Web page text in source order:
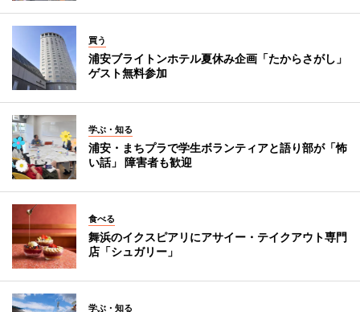
買う
浦安ブライトンホテル夏休み企画「たからさがし」
ゲスト無料参加
学ぶ・知る
浦安・まちプラで学生ボランティアと語り部が「怖
い話」 障害者も歓迎
食べる
舞浜のイクスピアリにアサイー・テイクアウト専門
店「シュガリー」
学ぶ・知る